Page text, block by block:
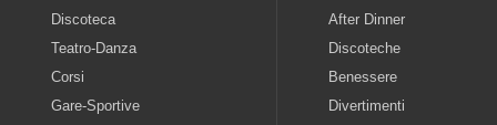
Discoteca
Teatro-Danza
Corsi
Gare-Sportive
After Dinner
Discoteche
Benessere
Divertimenti